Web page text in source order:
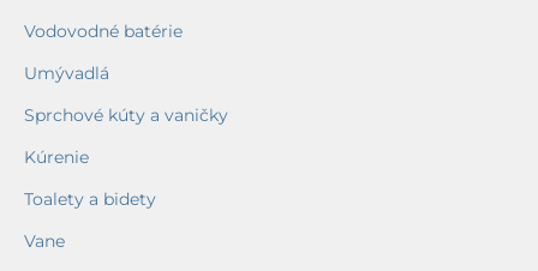
Vodovodné batérie
Umývadlá
Sprchové kúty a vaničky
Kúrenie
Toalety a bidety
Vane